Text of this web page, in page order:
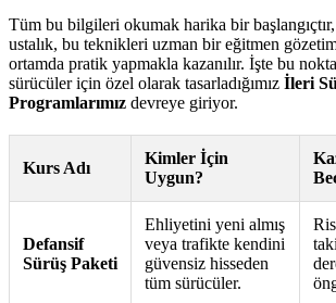
Tüm bu bilgileri okumak harika bir
ustalık, bu teknikleri uzman bir eğitmen
ortamda pratik yapmakla kazanılır. İşte bu
sürücüler için özel olarak tasarladığımız İleri
Programlarımız devreye giriyor.
Kurs Adı
Kimler İçin
Uygun?
Defansif
Sürüş Paketi
Ehliyetini yeni almış
veya trafikte kendini
güvensiz hisseden
tüm sürücüler.